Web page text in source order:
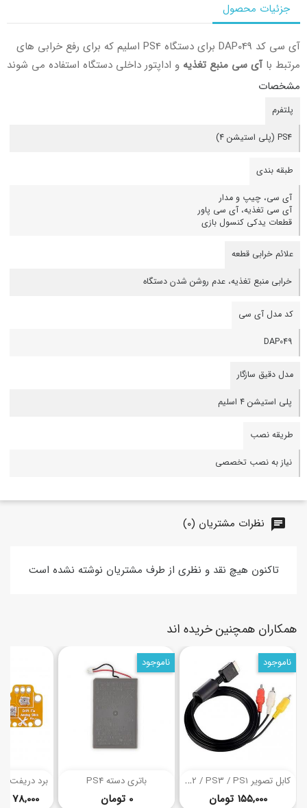
جزئیات محصول
آی سی کد DAP049 برای دستگاه PS4 اسلیم که برای رفع خرابی های
مرتبط باآی سی منبع تغذیه و اداپتور داخلی دستگاه استفاده می شوند
مشخصات
پلتفرم
PS4 (پلی استیشن 4)
طبقه بندی
آی سی، چیپ و مدار
آی سی تغذیه، آی سی پاور
قطعات یدکی کنسول بازی
علائم خرابی قطعه
خرابی منبع تغذیه، عدم روشن شدن دستگاه
کد مدل آی سی
DAP049
مدل دقیق سازگار
پلی استیشن 4 اسلیم
طریقه نصب
نیاز به نصب تخصصی
chat نظرات مشتریان (0)
تاکنون هیچ نقد و نظری از طرف مشتریان نوشته نشده است
همکاران همچنین خریده اند
ک
ابل تصویر AV PS2 / PS3 / PS1
قیمت155,000 تومان
ناموجود
باتری دسته PS4
قیمت 0 تومان
ناموجود
78,000